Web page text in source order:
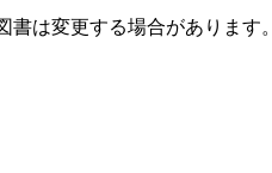
があります。